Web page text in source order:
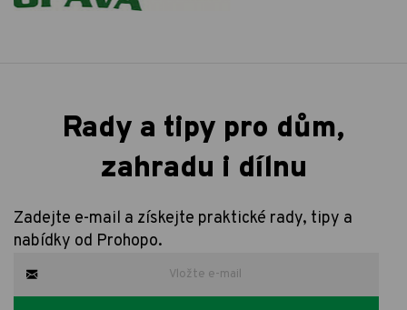
Rady a tipy pro dům,
zahradu i dílnu
Zadejte e-mail a získejte praktické rady, tipy a
nabídky od Prohopo.